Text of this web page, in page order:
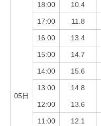
05日
18:00 10.4
17:00 11.8
16:00 13.4
15:00 14.7
14:00 15.6
13:00 14.8
12:00 13.6
11:00 12.1